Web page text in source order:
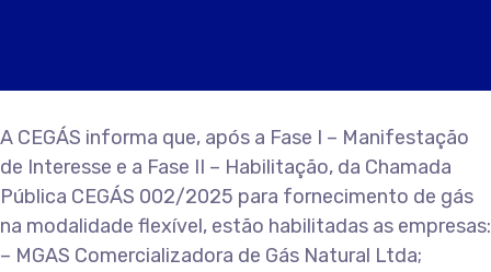
A CEGÁS informa que, após a Fase I – Manifestação
de Interesse e a Fase II – Habilitação, da Chamada
Pública CEGÁS 002/2025 para fornecimento de gás
na modalidade flexível, estão habilitadas as empresas:
– MGAS Comercializadora de Gás Natural Ltda;